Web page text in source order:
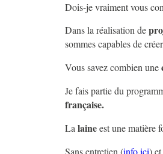
Dois-je vraiment vous
Dans la réalisation de
sommes capables de
Vous savez combien une
Je fais partie du
française.
Lalaineest une matière